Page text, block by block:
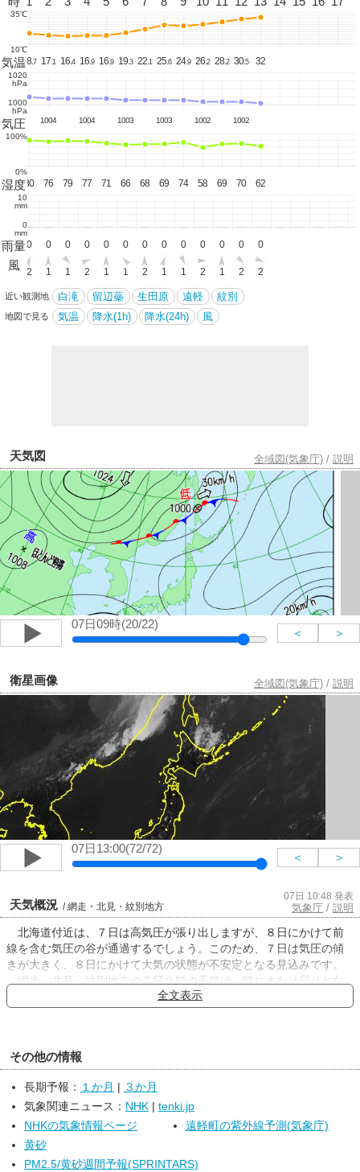
35℃
10℃
気温
18 18.7 17. 1 16. 4 16. 9 16. 9 19. 3 22. 1 25. 6 24.9 26. 2 28.2 30.5 32
1020
hPa
1000
hPa
気圧
1005 1004 1004 1003 1003 1002
1002
100%
0%
湿度
80 80 76 79 77 71 66 68 69 74 58 69 70 62
10
mm
0
mm
雨量
0 0 0 0 0 0 0 0 0 0 0 0 0 0
風
1 2 1 1 2 1 1 2 1 1 2 1 2 2
近い観測地 白滝 留辺蘂 生田原 遠軽 紋別
地図で見る 気温 降水(1h) 降水(24h) 風
天気図 全域図(気象庁) / 説明
07日09時(20/22)
＜ ＞
衛星画像 全域図(気象庁) / 説明
07日13:00(72/72)
＜ ＞
天気概況 / 網走・北見・紋別地方
07日 10:48 発表
気象庁 / 説明
北海道付近は、７日は高気圧が張り出しますが、８日にかけて前
線を含む気圧の谷が通過するでしょう。このため、７日は気圧の傾
きが大きく、８日にかけて大気の状態が不安定となる見込みです。
網走・北見・紋別地方の７日９時の天気は、晴れまたは曇りとな
海の波の高さは、７日から８日にかけて、１メートルでしょう。
全文表示
その他の情報
長期予報： １か月
３か月
気象関連ニュース： NHK
tenki.jp
NHKの気象情報ページ
遠軽町の紫外線予測(気象庁)
黄砂
PM2.5/黄砂週間予報(SPRINTARS)